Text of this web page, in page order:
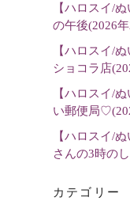
【ハロスイ/
の午後(2026
【ハロスイ/
ショコラ店
【ハロスイ/
い郵便局
【ハロスイ/
さんの3時の
カテゴリー